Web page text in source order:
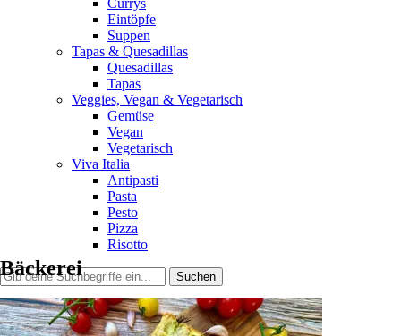
Currys
Eintöpfe
Suppen
Tapas & Quesadillas
Quesadillas
Tapas
Veggies, Vegan & Vegetarisch
Gemüse
Vegan
Vegetarisch
Viva Italia
Antipasti
Pasta
Pesto
Pizza
Risotto
Home
Index
Bäckerei